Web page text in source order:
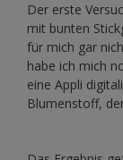
Der erste
mit bunten
für mich gar
habe ich mich
eine Appli
Blumenstoff,